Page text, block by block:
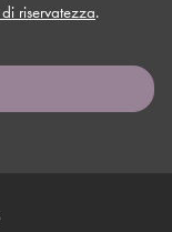
riservatezza.